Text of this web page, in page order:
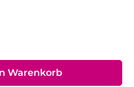
oder benutze die
Warenkorb